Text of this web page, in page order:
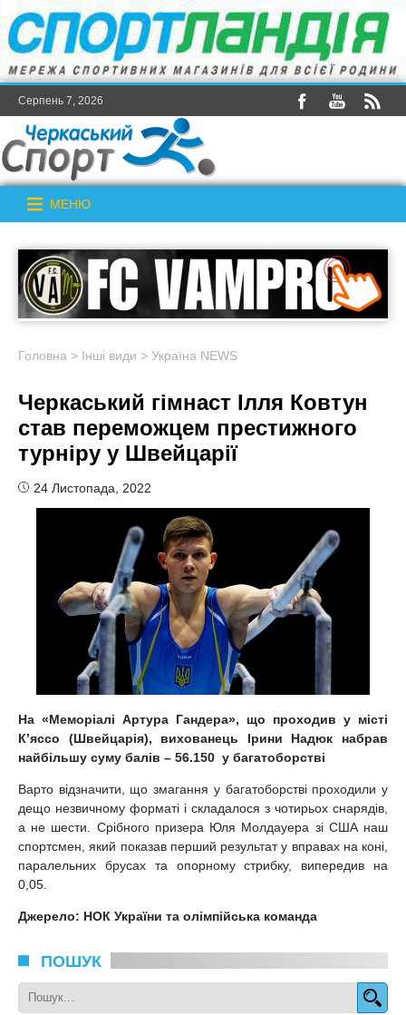
Серпень 7, 2026
МЕНЮ
Головна > Інші види > Україна NEWS
Черкаський гімнаст Ілля Ковтун
став переможцем престижного
турніру у Швейцарії
24 Листопада, 2022
На «Меморіалі Артура Гандера», що проходив у місті
К’яссо (Швейцарія), вихованець Ірини Надюк набрав
найбільшу суму балів – 56.150 у багатоборстві
Варто відзначити, що змагання у багатоборстві проходили у
дещо незвичному форматі і складалося з чотирьох снарядів,
а не шести. Срібного призера Юля Молдауера зі США наш
спортсмен, який показав перший результат у вправах на коні,
паралельних брусах та опорному стрибку, випередив на
0,05.
Джерело: НОК України та олімпійська команда
ПОШУК